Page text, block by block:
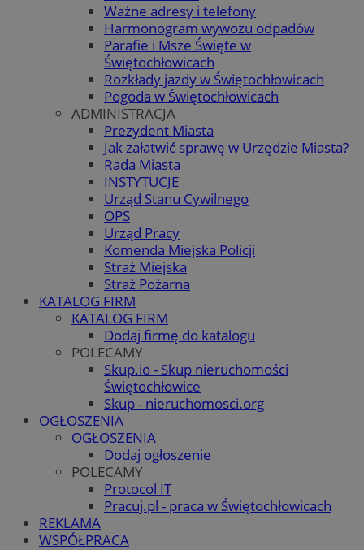
Ważne adresy i telefony
Harmonogram wywozu odpadów
Parafie i Msze Święte w
Świętochłowicach
Rozkłady jazdy w Świętochłowicach
Pogoda w Świętochłowicach
ADMINISTRACJA
Prezydent Miasta
Jak załatwić sprawę w Urzędzie Miasta?
Rada Miasta
INSTYTUCJE
Urząd Stanu Cywilnego
OPS
Urząd Pracy
Komenda Miejska Policji
Straż Miejska
Straż Pożarna
KATALOG FIRM
KATALOG FIRM
Dodaj firmę do katalogu
POLECAMY
Skup.io - Skup nieruchomości
Świętochłowice
Skup - nieruchomosci.org
OGŁOSZENIA
OGŁOSZENIA
Dodaj ogłoszenie
POLECAMY
Protocol IT
Pracuj.pl - praca w Świętochłowicach
REKLAMA
WSPÓŁPRACA